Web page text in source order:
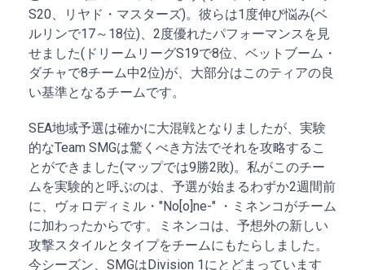
S20、リヤド・マスターズ)。彼らは1度伸び悩み(ベ
ルリンで17～18位)、2度優れたパフォーマンスを見
せました(ドリームリーグS19で8位、ベットブーム・
ダチャで8チーム中2位)が、大部分はこのティアの良
い基準となるチームです。
SEA地域予選は確かに大混戦となりましたが、実験
的なTeam SMGは驚くべき方法でそれを攻略するこ
とができました(マップでは9勝2敗)。私がこのチー
ムを実験的と呼ぶのは、予選が始まるわずか2週間前
に、ヴォロディミル・"No[o]ne-" ・ミネンコがチーム
に加わったからです。ミネンコは、予想外の新しい
攻撃スタイルとタイプをチームにもたらしました。
今シーズン、SMGはDivision 1にとどまっています